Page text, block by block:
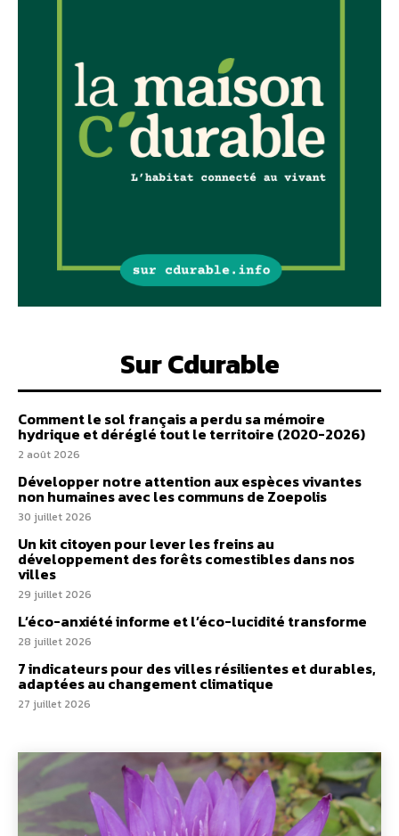
Sur Cdurable
Comment le sol français a perdu sa mémoire
hydrique et déréglé tout le territoire (2020-2026)
2 août 2026
Développer notre attention aux espèces vivantes
non humaines avec les communs de Zoepolis
30 juillet 2026
Un kit citoyen pour lever les freins au
développement des forêts comestibles dans nos
villes
29 juillet 2026
L’éco-anxiété informe et l’éco-lucidité transforme
28 juillet 2026
7 indicateurs pour des villes résilientes et durables,
adaptées au changement climatique
27 juillet 2026